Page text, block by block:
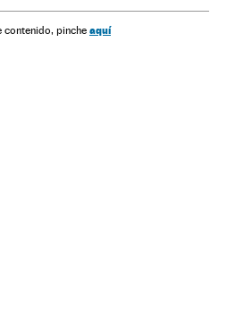
contenido, pinche aquí